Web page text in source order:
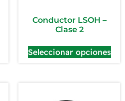
Conductor LSOH –
Clase 2
Seleccionar opciones